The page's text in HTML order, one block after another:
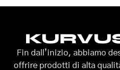
Fin dall’inizio, abbiamo
offrire prodotti di alta